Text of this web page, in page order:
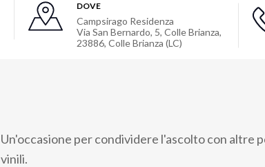
DOVE
Campsirago Residenza
Via San Bernardo, 5, Colle Brianza,
23886, Colle Brianza (LC)
Un'occasione per condividere l'ascolto con altre
vinili.